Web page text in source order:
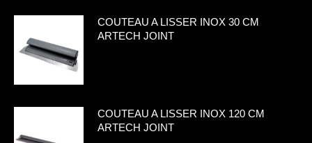
COUTEAU A LISSER INOX 30 CM
ARTECH JOINT
COUTEAU A LISSER INOX 120 CM
ARTECH JOINT